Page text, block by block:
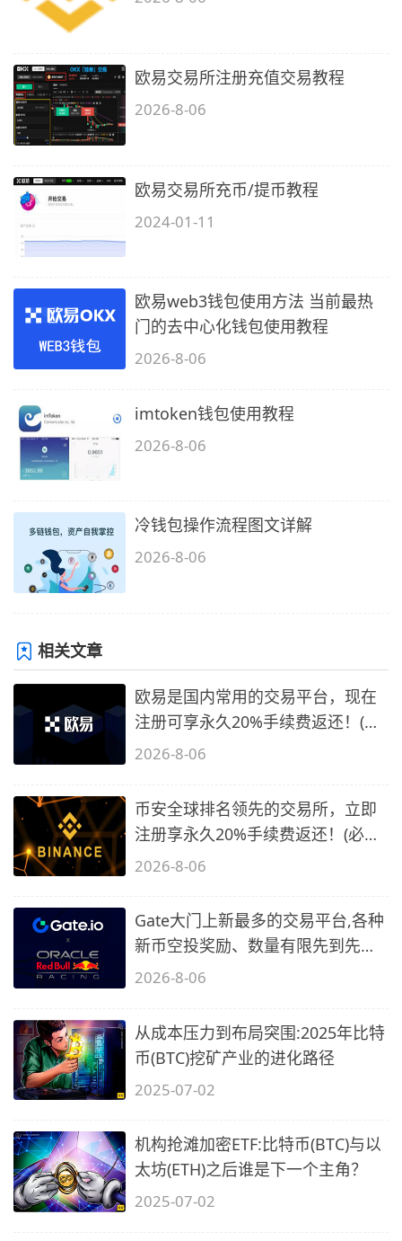
欧易交易所注册充值交易教程
2026-8-06
欧易交易所充币/提币教程
2024-01-11
欧易web3钱包使用方法 当前最热
门的去中心化钱包使用教程
2026-8-06
imtoken钱包使用教程
2026-8-06
冷钱包操作流程图文详解
2026-8-06
相关文章
欧易是国内常用的交易平台，现在
注册可享永久20%手续费返还！(必
备1)
2026-8-06
币安全球排名领先的交易所，立即
注册享永久20%手续费返还！(必备
2)
2026-8-06
Gate大门上新最多的交易平台,各种
新币空投奖励、数量有限先到先
得…
2026-8-06
从成本压力到布局突围:2025年比特
币(BTC)挖矿产业的进化路径
2025-07-02
机构抢滩加密ETF:比特币(BTC)与以
太坊(ETH)之后谁是下一个主角？
2025-07-02